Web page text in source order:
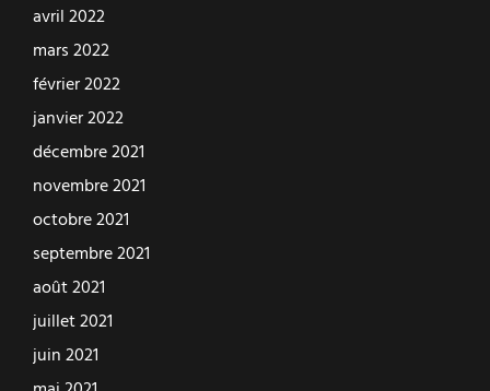
avril 2022
mars 2022
février 2022
janvier 2022
décembre 2021
novembre 2021
octobre 2021
septembre 2021
août 2021
juillet 2021
juin 2021